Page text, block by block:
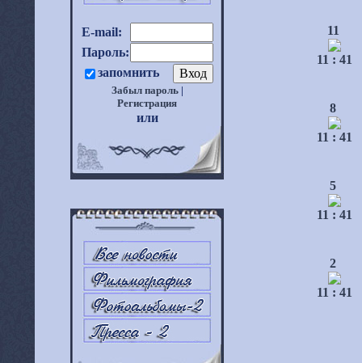
E-mail:
Пароль:
запомнить
Забыл пароль|
Регистрация
или
11
11 : 41
8
11 : 41
5
11 : 41
2
11 : 41